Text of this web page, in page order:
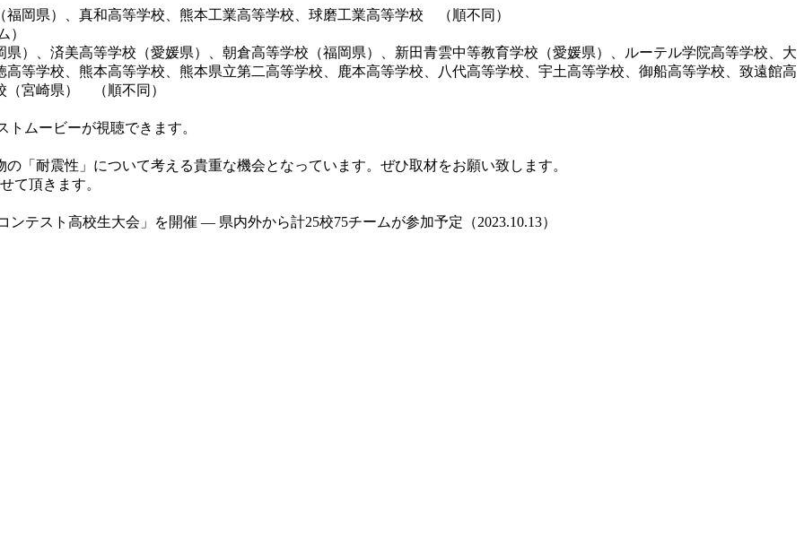
岡県）、真和高等学校、熊本工業高等学校、球磨工業高等学校 （順不同）
）
、済美高等学校（愛媛県）、朝倉高等学校（福岡県）、新田青雲中等教育学校（愛媛県）、ルーテル学院高等学校、大
等学校、熊本高等学校、熊本県立第二高等学校、鹿本高等学校、八代高等学校、宇土高等学校、御船高等学校、致遠館高
（宮崎県） （順不同）
ムービーが視聴できます。
耐震性」について考える貴重な機会となっています。ぜひ取材をお願い致します。
て頂きます。
テスト高校生大会」を開催 — 県内外から計25校75チームが参加予定（2023.10.13）